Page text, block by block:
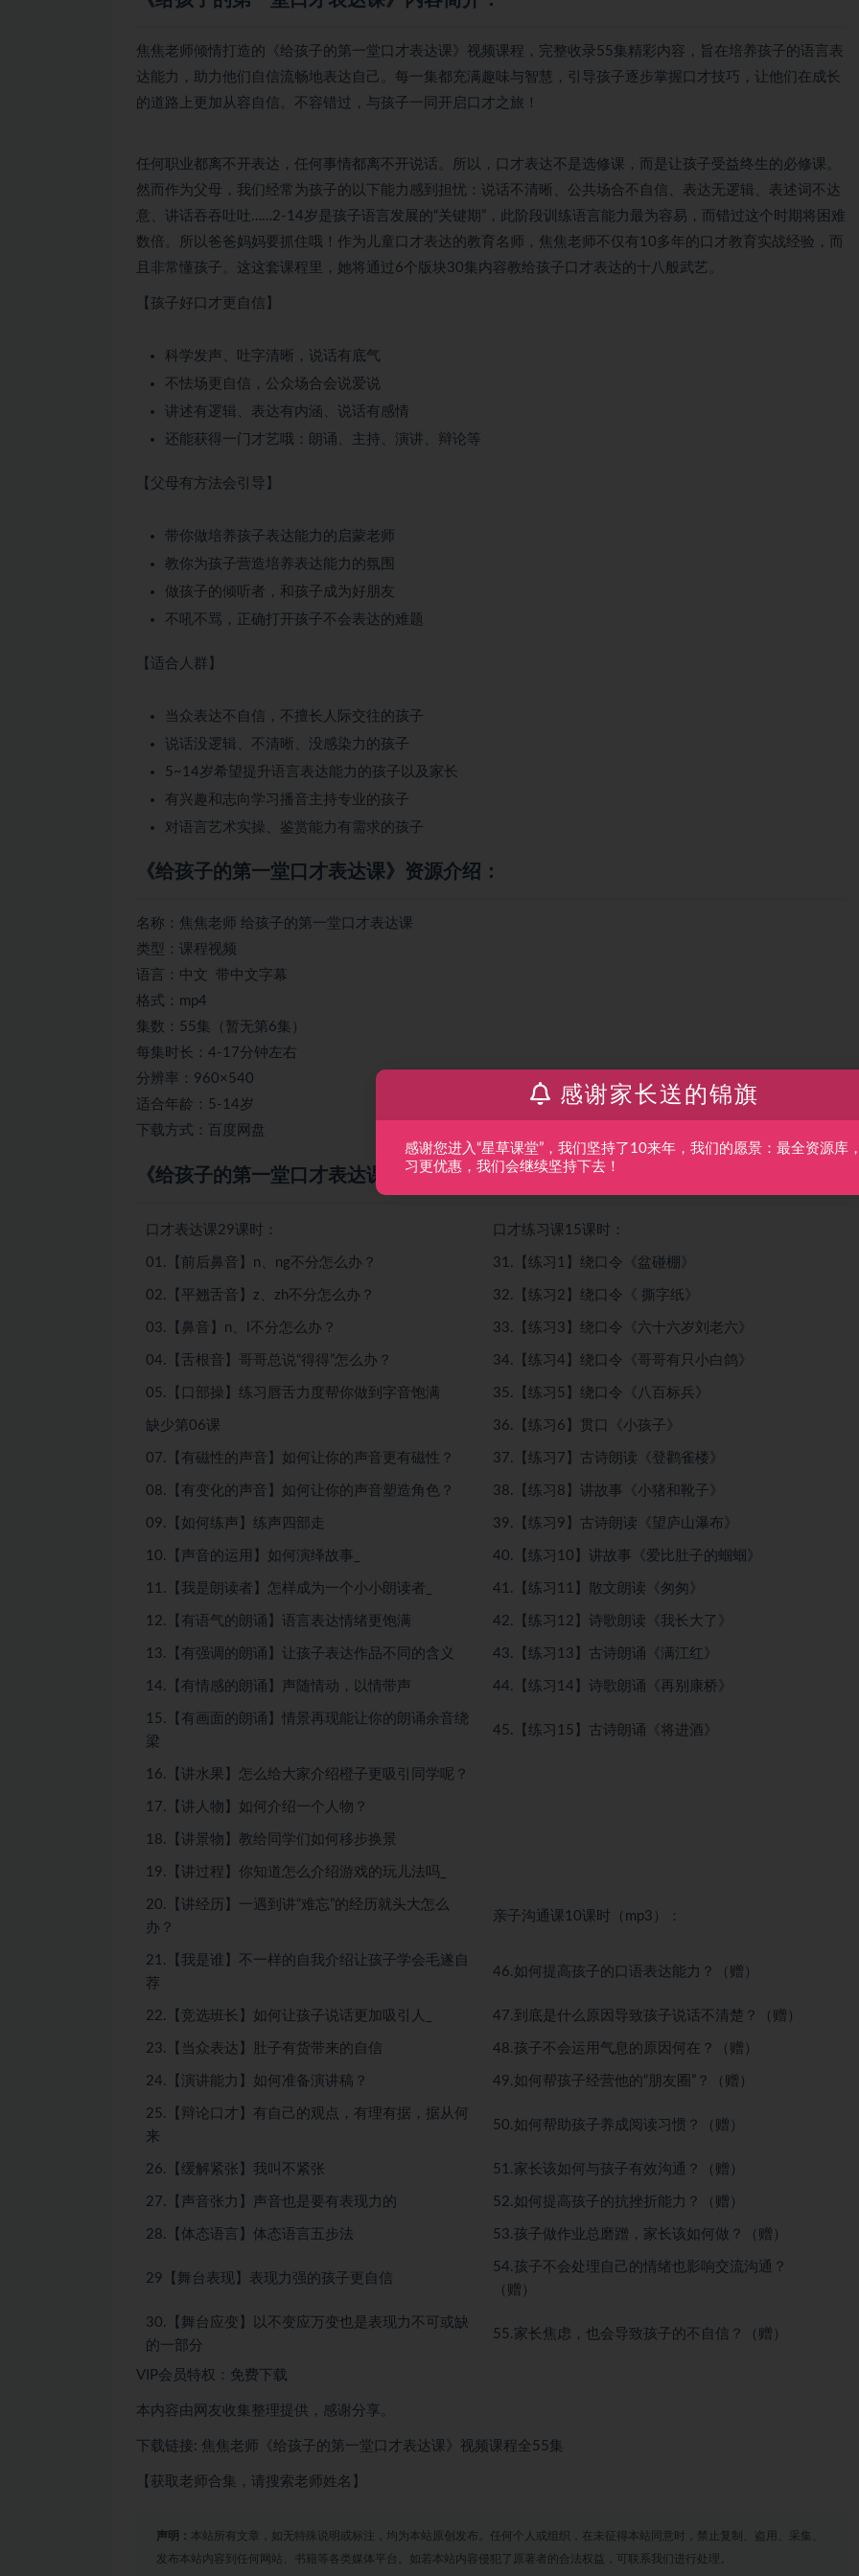
焦焦老师倾情打造的《给孩子的第一堂口才表达课》视频课程，完整收录55集精彩内容，旨在培养孩子的语言表
达能力，助力他们自信流畅地表达自己。每一集都充满趣味与智慧，引导孩子逐步掌握口才技巧，让他们在成长
的道路上更加从容自信。不容错过，与孩子一同开启口才之旅！
任何职业都离不开表达，任何事情都离不开说话。所以，口才表达不是选修课，而是让孩子受益终生的必修课。
然而作为父母，我们经常为孩子的以下能力感到担忧：说话不清晰、公共场合不自信、表达无逻辑、表述词不达
意、讲话吞吞吐吐……2-14岁是孩子语言发展的“关键期”，此阶段训练语言能力最为容易，而错过这个时期将困难
数倍。所以爸爸妈妈要抓住哦！作为儿童口才表达的教育名师，焦焦老师不仅有10多年的口才教育实战经验，而
且非常懂孩子。这这套课程里，她将通过6个版块30集内容教给孩子口才表达的十八般武艺。
【孩子好口才更自信】
科学发声、吐字清晰，说话有底气
不怯场更自信，公众场合会说爱说
讲述有逻辑、表达有内涵、说话有感情
还能获得一门才艺哦：朗诵、主持、演讲、辩论等
【父母有方法会引导】
带你做培养孩子表达能力的启蒙老师
教你为孩子营造培养表达能力的氛围
做孩子的倾听者，和孩子成为好朋友
不吼不骂，正确打开孩子不会表达的难题
【适合人群】
当众表达不自信，不擅长人际交往的孩子
说话没逻辑、不清晰、没感染力的孩子
5~14岁希望提升语言表达能力的孩子以及家长
有兴趣和志向学习播音主持专业的孩子
对语言艺术实操、鉴赏能力有需求的孩子
《给孩子的第一堂口才表达课》资源介绍：
名称：焦焦老师 给孩子的第一堂口才表达课
类型：课程视频
语言：中文 带中文字幕
格式：mp4
集数：55集（暂无第6集）
每集时长：4-17分钟左右
分辨率：960×540
适合年龄：5-14岁
下载方式：百度网盘
《给孩子的第一堂口才表达课》焦焦老师视频课程全55集 目录：
口才表达课29课时： 口才练习课15课时：
01.【前后鼻音】n、ng不分怎么办？ 31.【练习1】绕口令《盆碰棚》
02.【平翘舌音】z、zh不分怎么办？ 32.【练习2】绕口令《 撕字纸》
03.【鼻音】n、l不分怎么办？ 33.【练习3】绕口令《六十六岁刘老六》
04.【舌根音】哥哥总说“得得”怎么办？ 34.【练习4】绕口令《哥哥有只小白鸽》
05.【口部操】练习唇舌力度帮你做到字音饱满 35.【练习5】绕口令《八百标兵》
缺少第06课 36.【练习6】贯口《小孩子》
07.【有磁性的声音】如何让你的声音更有磁性？ 37.【练习7】古诗朗读《登鹳雀楼》
08.【有变化的声音】如何让你的声音塑造角色？ 38.【练习8】讲故事《小猪和靴子》
09.【如何练声】练声四部走 39.【练习9】古诗朗读《望庐山瀑布》
10.【声音的运用】如何演绎故事_ 40.【练习10】讲故事《爱比肚子的蝈蝈》
11.【我是朗读者】怎样成为一个小小朗读者_ 41.【练习11】散文朗读《匆匆》
12.【有语气的朗诵】语言表达情绪更饱满 42.【练习12】诗歌朗读《我长大了》
13.【有强调的朗诵】让孩子表达作品不同的含义 43.【练习13】古诗朗诵《满江红》
14.【有情感的朗诵】声随情动，以情带声 44.【练习14】诗歌朗诵《再别康桥》
15.【有画面的朗诵】情景再现能让你的朗诵余音绕
梁
45.【练习15】古诗朗诵《将进酒》
16.【讲水果】怎么给大家介绍橙子更吸引同学呢？
17.【讲人物】如何介绍一个人物？
18.【讲景物】教给同学们如何移步换景
19.【讲过程】你知道怎么介绍游戏的玩儿法吗_
20.【讲经历】一遇到讲“难忘”的经历就头大怎么
办？
亲子沟通课10课时（mp3）：
21.【我是谁】不一样的自我介绍让孩子学会毛遂自
荐
46.如何提高孩子的口语表达能力？（赠）
22.【竞选班长】如何让孩子说话更加吸引人_ 47.到底是什么原因导致孩子说话不清楚？（赠）
23.【当众表达】肚子有货带来的自信 48.孩子不会运用气息的原因何在？（赠）
24.【演讲能力】如何准备演讲稿？ 49.如何帮孩子经营他的“朋友圈”？（赠）
25.【辩论口才】有自己的观点，有理有据，据从何
来
50.如何帮助孩子养成阅读习惯？（赠）
26.【缓解紧张】我叫不紧张 51.家长该如何与孩子有效沟通？（赠）
27.【声音张力】声音也是要有表现力的 52.如何提高孩子的抗挫折能力？（赠）
28.【体态语言】体态语言五步法 53.孩子做作业总磨蹭，家长该如何做？（赠）
29【舞台表现】表现力强的孩子更自信
54.孩子不会处理自己的情绪也影响交流沟通？
（赠）
30.【舞台应变】以不变应万变也是表现力不可或缺
的一部分
55.家长焦虑，也会导致孩子的不自信？（赠）
VIP会员特权：免费下载
本内容由网友收集整理提供，感谢分享。
下载链接: 焦焦老师《给孩子的第一堂口才表达课》视频课程全55集
【获取老师合集，请搜索老师姓名】
声明： 本站所有文章，如无特殊说明或标注，均为本站原创发布。任何个人或组织，在未征得本站同意时，禁止复制、盗用、采集、
发布本站内容到任何网站、书籍等各类媒体平台。如若本站内容侵犯了原著者的合法权益，可联系我们进行处理。
感谢家长送的锦旗
感谢您进入“星草课堂”，我们坚持了10来年，我们的愿景：最全资源库
习更优惠，我们会继续坚持下去！